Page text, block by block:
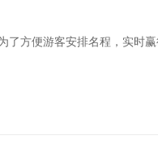
方便游客安排名程，实时